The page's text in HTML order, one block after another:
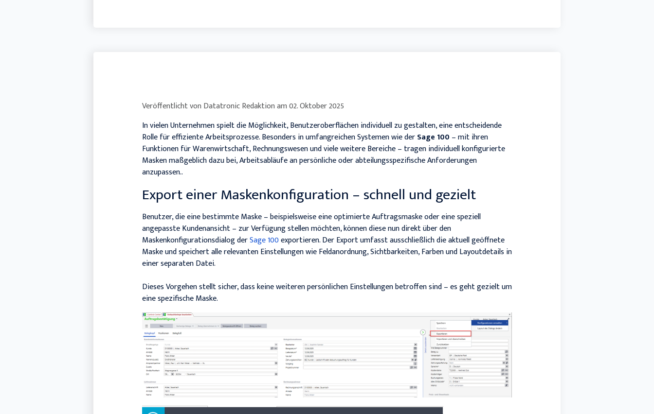
Veröffentlicht vonDatatronic Redaktionam02. Oktober 2025
In vielen Unternehmen spielt die Möglichkeit, Benutzeroberflächen individuell zu gestalten, eine entscheidende
Rolle für effiziente Arbeitsprozesse. Besonders in umfangreichen Systemen wie derSage 100 – mit ihren
Funktionen für Warenwirtschaft, Rechnungswesen und viele weitere Bereiche – tragen individuell konfigurierte
Masken maßgeblich dazu bei, Arbeitsabläufe an persönliche oder abteilungsspezifische Anforderungen
anzupassen..
Export einer Maskenkonfiguration – schnell und gezielt
Benutzer, die eine bestimmte Maske – beispielsweise eine optimierte Auftragsmaske oder eine speziell
angepasste Kundenansicht – zur Verfügung stellen möchten, können diese nun direkt über den
Maskenkonfigurationsdialog derSage 100exportieren. Der Export umfasst ausschließlich die aktuell geöffnete
Maske und speichert alle relevanten Einstellungen wie Feldanordnung, Sichtbarkeiten, Farben und Layoutdetails in
einer separaten Datei.
Dieses Vorgehen stellt sicher, dass keine weiteren persönlichen Einstellungen betroffen sind – es geht gezielt um
eine spezifische Maske.